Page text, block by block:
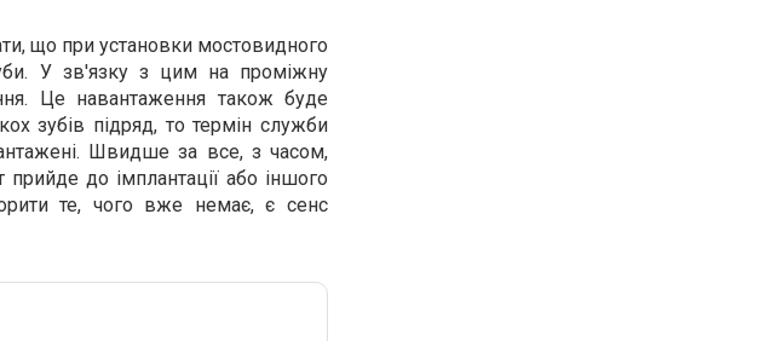
що при установки мостовидного
У зв'язку з цим на проміжну
Це навантаження також буде
зубів підряд, то термін служби
Швидше за все, з часом,
прийде до імплантації або іншого
те, чого вже немає, є сенс